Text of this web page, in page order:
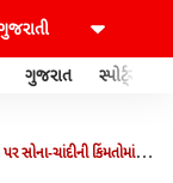
ગુજરાત સ્પોર્ટ્સ
ચાંદીની કિંમતોમાં